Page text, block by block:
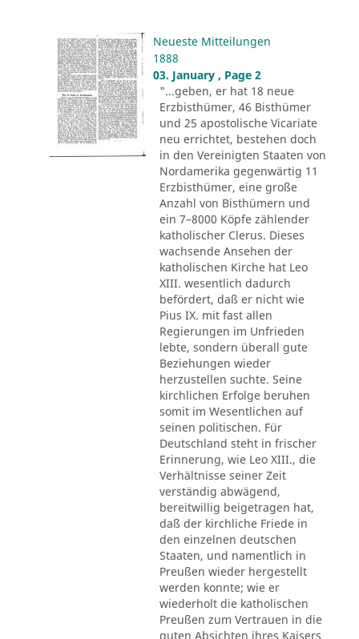
Neueste Mitteilungen
1888
03. January , Page 2
"...geben, er hat 18 neue
Erzbisthümer, 46 Bisthümer
und 25 apostolische Vicariate
neu errichtet, bestehen doch
in den Vereinigten Staaten von
Nordamerika gegenwärtig 11
Erzbisthümer, eine große
Anzahl von Bisthümern und
ein 7–8000 Köpfe zählender
katholischer Clerus. Dieses
wachsende Ansehen der
katholischen Kirche hat Leo
XIII. wesentlich dadurch
befördert, daß er nicht wie
Pius IX. mit fast allen
Regierungen im Unfrieden
lebte, sondern überall gute
Beziehungen wieder
herzustellen suchte. Seine
kirchlichen Erfolge beruhen
somit im Wesentlichen auf
seinen politischen. Für
Deutschland steht in frischer
Erinnerung, wie Leo XIII., die
Verhältnisse seiner Zeit
verständig abwägend,
bereitwillig beigetragen hat,
daß der kirchliche Friede in
den einzelnen deutschen
Staaten, und namentlich in
Preußen wieder hergestellt
werden konnte; wie er
wiederholt die katholischen
Preußen zum Vertrauen in die
guten Absichten ihres Kaisers